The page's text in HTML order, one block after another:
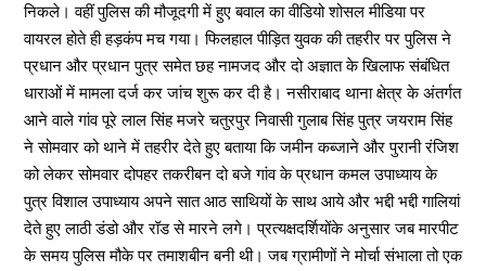
निकले। वहीं पुलिस की मौजूदगी में हुए बवाल का वीडियो शोसल मीडिया पर
वायरल होते ही हड़कंप मच गया। फिलहाल पीड़ित युवक की तहरीर पर पुलिस ने
प्रधान और प्रधान पुत्र समेत छह नामजद और दो अज्ञात के खिलाफ संबंधित
धाराओं में मामला दर्ज कर जांच शुरू कर दी है। नसीराबाद थाना क्षेत्र के अंतर्गत
आने वाले गांव पूरे लाल सिंह मजरे चतुरपुर निवासी गुलाब सिंह पुत्र जयराम सिंह
ने सोमवार को थाने में तहरीर देते हुए बताया कि जमीन कब्जाने और पुरानी रंजिश
को लेकर सोमवार दोपहर तकरीबन दो बजे गांव के प्रधान कमल उपाध्याय के
पुत्र विशाल उपाध्याय अपने सात आठ साथियों के साथ आये और भद्दी भद्दी गालियां
देते हुए लाठी डंडो और रॉड से मारने लगे। प्रत्यक्षदर्शियोंके अनुसार जब मारपीट
के समय पुलिस मौके पर तमाशबीन बनी थी। जब ग्रामीणों ने मोर्चा संभाला तो एक